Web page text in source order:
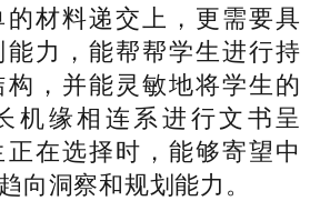
材料递交上，更需要具
力，能帮帮学生进行持
，并能灵敏地将学生的
机缘相连系进行文书呈
在选择时，能够寄望中
向洞察和规划能力。